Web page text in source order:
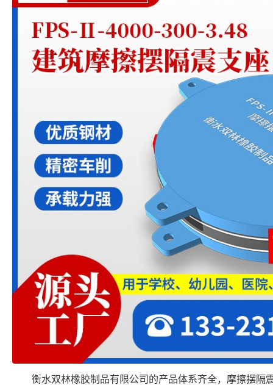
衡水双林橡胶制品有限公司的产品体系齐全，摩擦摆隔